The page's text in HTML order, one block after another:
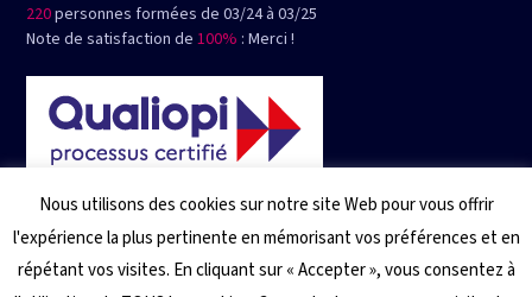
220personnes formées de 03/24 à 03/25
Note de satisfaction de 100% : Merci !
Nous utilisons des cookies sur notre site Web pour vous offrir
l'expérience la plus pertinente en mémorisant vos préférences et en
répétant vos visites. En cliquant sur « Accepter », vous consentez à